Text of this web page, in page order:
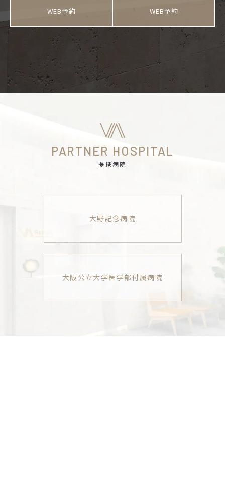
ご予約の院を選択してください
大阪梅田院 心斎橋院
WEB予約 WEB予約
PARTNER HOSPITAL
提携病院
大野記念病院
大阪公立大学医学部付属病院